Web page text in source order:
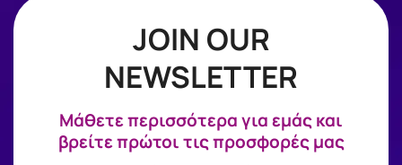
JOIN OUR
NEWSLETTER
Mάθετε περισσότερα για εμάς και
βρείτε πρώτοι τις προσφορές μας